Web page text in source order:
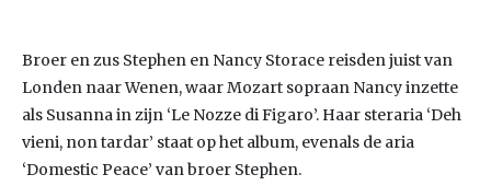
Broer en zus Stephen en Nancy Storace reisden juist van
Londen naar Wenen, waar Mozart sopraan Nancy inzette
als Susanna in zijn ‘Le Nozze di Figaro’. Haar steraria ‘Deh
vieni, non tardar’ staat op het album, evenals de aria
‘Domestic Peace’ van broer Stephen.